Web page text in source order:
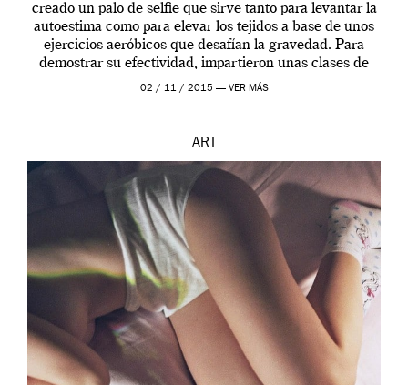
creado un palo de selfie que sirve tanto para levantar la
autoestima como para elevar los tejidos a base de unos
ejercicios aeróbicos que desafían la gravedad. Para
demostrar su efectividad, impartieron unas clases de
prueba en el Tate […]
02 / 11 / 2015 — VER MÁS
ART